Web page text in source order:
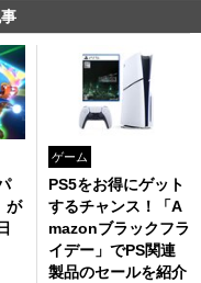
が
ゲーム
PS5をお得にゲット
するチャンス！「A
mazonブラックフラ
イデー」でPS関連
製品のセールを紹介